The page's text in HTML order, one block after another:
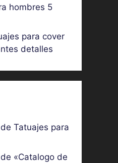
hombres 5
para cover
detalles
Tatuajes para
«Catalogo de